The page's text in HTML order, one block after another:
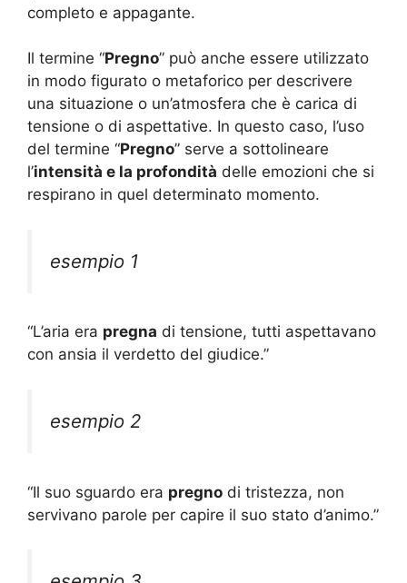
completo e appagante.
Il termine “Pregno” può anche essere utilizzato
in modo figurato o metaforico per descrivere
una situazione o un’atmosfera che è carica di
tensione o di aspettative. In questo caso, l’uso
del termine “Pregno” serve a sottolineare
l’intensità e la profondità delle emozioni che si
respirano in quel determinato momento.
esempio 1
“L’aria era pregna di tensione, tutti aspettavano
con ansia il verdetto del giudice.”
esempio 2
“Il suo sguardo era pregno di tristezza, non
servivano parole per capire il suo stato d’animo.”